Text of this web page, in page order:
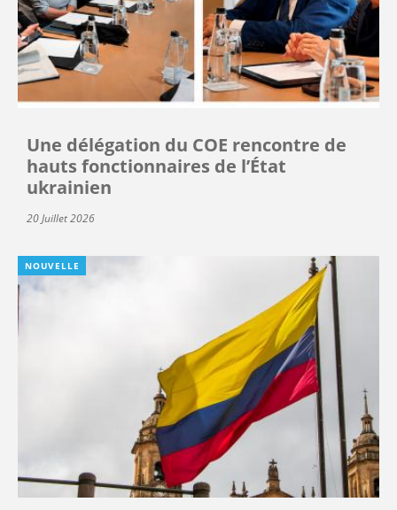
Une délégation du COE rencontre de
hauts fonctionnaires de l’État
ukrainien
20 Juillet 2026
NOUVELLE